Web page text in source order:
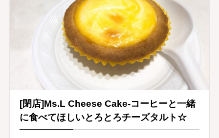
[閉店]Ms.L Cheese Cake-コーヒーと一緒
に食べてほしいとろとろチーズタルト☆